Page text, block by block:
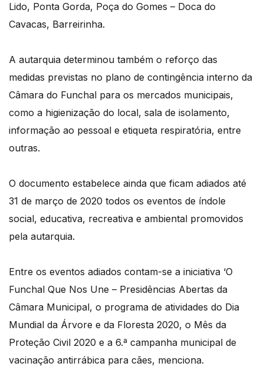
Lido, Ponta Gorda, Poça do Gomes – Doca do
Cavacas, Barreirinha.
A autarquia determinou também o reforço das
medidas previstas no plano de contingência interno da
Câmara do Funchal para os mercados municipais,
como a higienização do local, sala de isolamento,
informação ao pessoal e etiqueta respiratória, entre
outras.
O documento estabelece ainda que ficam adiados até
31 de março de 2020 todos os eventos de índole
social, educativa, recreativa e ambiental promovidos
pela autarquia.
Entre os eventos adiados contam-se a iniciativa ‘O
Funchal Que Nos Une – Presidências Abertas da
Câmara Municipal, o programa de atividades do Dia
Mundial da Árvore e da Floresta 2020, o Mês da
Proteção Civil 2020 e a 6.ª campanha municipal de
vacinação antirrábica para cães, menciona.